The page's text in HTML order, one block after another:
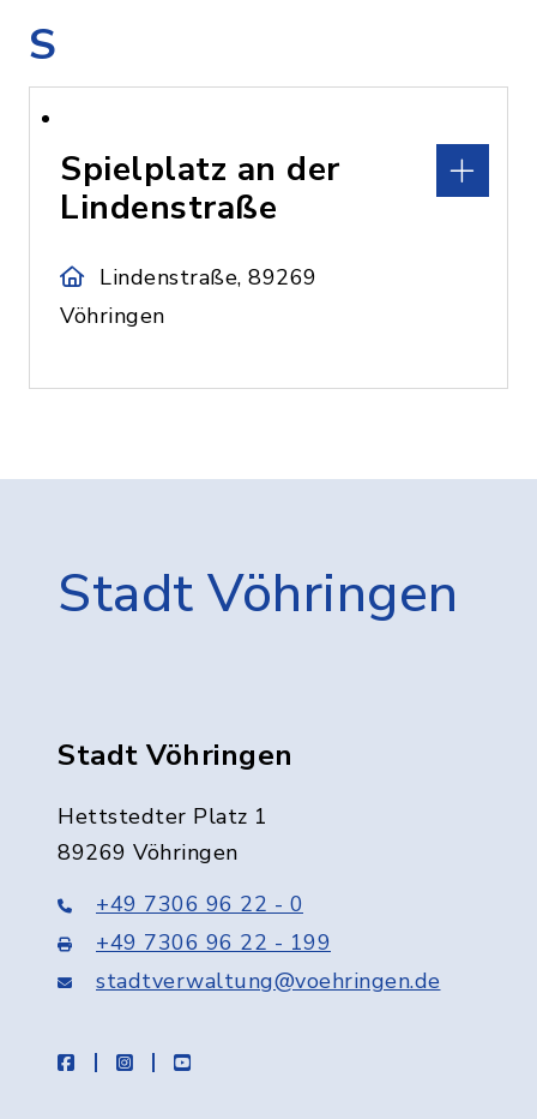
S
Spielplatz an der
Lindenstraße
Lindenstraße, 89269
Vöhringen
Stadt Vöhringen
Stadt Vöhringen
Hettstedter Platz 1
89269 Vöhringen
+49 7306 96 22 - 0
+49 7306 96 22 - 199
stadtverwaltung@voehringen.de
facebookinstagramyoutube